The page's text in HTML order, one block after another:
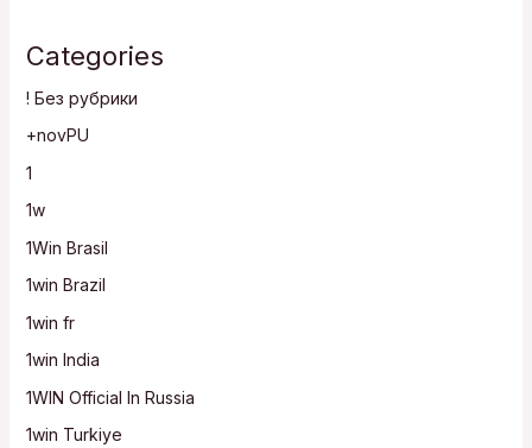
Categories
! Без рубрики
+novPU
1
1w
1Win Brasil
1win Brazil
1win fr
1win India
1WIN Official In Russia
1win Turkiye